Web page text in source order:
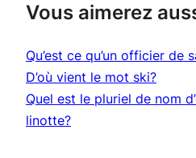
Vous aimerez
Qu’est ce qu’un officier de
D’où vient le mot ski?
Quel est le pluriel de nom
linotte?